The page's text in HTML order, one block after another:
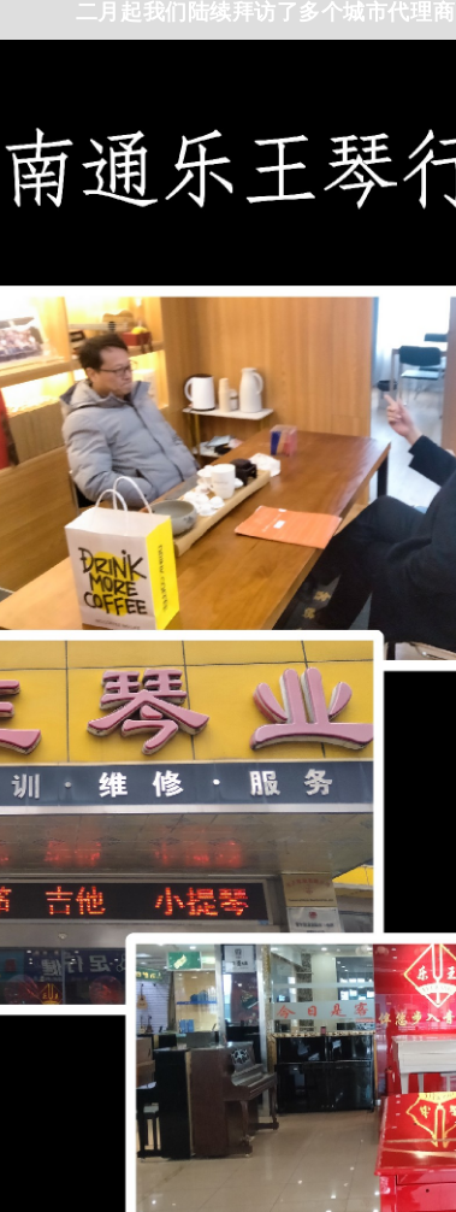
二月起我们陆续拜访了多个城市代理商